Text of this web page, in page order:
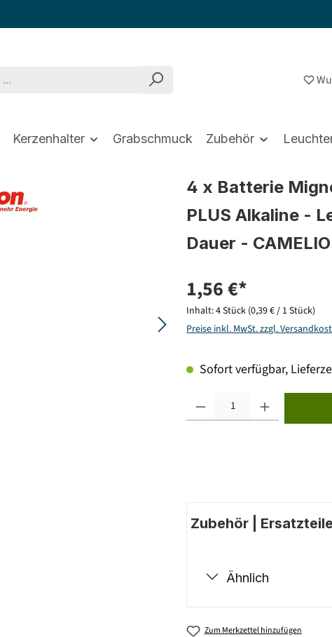
Kerzenhalter Grabschmuck Zubehör
4 x Batterie
PLUS Alkaline -
Dauer -
1,56 €*
Inhalt:4 Stück (0,39 € / 1 Stück)
Preise inkl. MwSt. zzgl.
Sofort verfügbar,
Zubehör |
Ähnlich
Zum Merkzettel hinzufügen